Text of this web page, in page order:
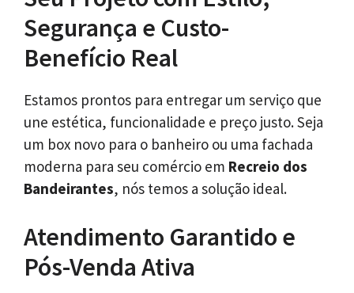
Segurança e Custo-
Benefício Real
Estamos prontos para entregar um serviço que
une estética, funcionalidade e preço justo. Seja
um box novo para o banheiro ou uma fachada
moderna para seu comércio em Recreio dos
Bandeirantes, nós temos a solução ideal.
Atendimento Garantido e
Pós-Venda Ativa